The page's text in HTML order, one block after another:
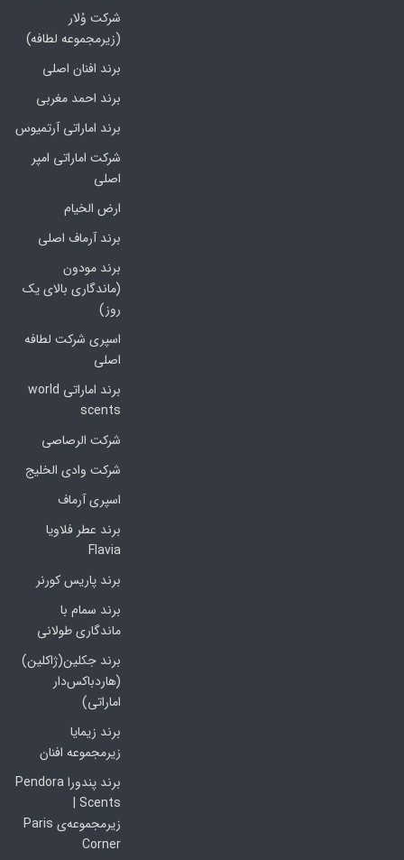
شرکت وُلار
(زیرمجموعه لطافه)
برند افنان اصلی
برند احمد مغربی
برند اماراتی آرتمیوس
شرکت اماراتی امپر
اصلی
ارض الخیام
برند آرماف اصلی
برند مودون
(ماندگاری بالای یک
روز)
اسپری شرکت لطافه
اصلی
برند اماراتی world
scents
شرکت الرصاصی
شرکت وادی الخلیج
اسپری آرماف
برند عطر فلاویا
Flavia
برند پاریس کورنر
برند سمام با
ماندگاری طولانی
برند جکلین(ژاکلین)
(هاردباکس‌دار
اماراتی)
برند زیمایا
زیرمجموعه افنان
برند پندورا Pendora
Scents |
زیرمجموعه‌ی Paris
Corner